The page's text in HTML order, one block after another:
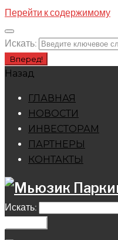
Перейти к содержимому
Искать:
Вперед!
Назад
ГЛАВНАЯ
НОВОСТИ
ИНВЕСТОРАМ
ПАРТНЕРЫ
КОНТАКТЫ
Искать: